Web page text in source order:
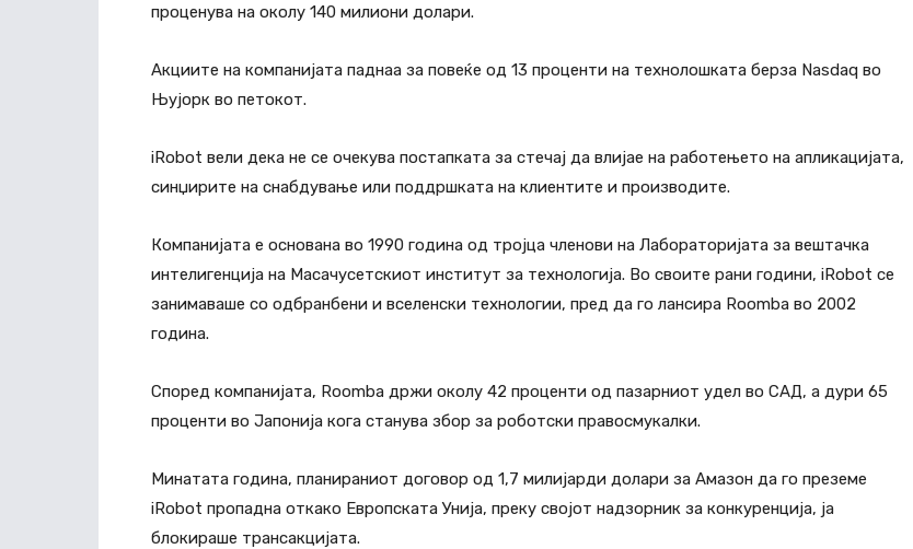
проценува на околу 140 милиони долари.
Акциите на компанијата паднаа за повеќе од 13 проценти на технолошката берза Nasdaq во
Њујорк во петокот.
iRobot вели дека не се очекува постапката за стечај да влијае на работењето на апликацијата,
синџирите на снабдување или поддршката на клиентите и производите.
Компанијата е основана во 1990 година од тројца членови на Лабораторијата за вештачка
интелигенција на Масачусетскиот институт за технологија. Во своите рани години, iRobot се
занимаваше со одбранбени и вселенски технологии, пред да го лансира Roomba во 2002
година.
Според компанијата, Roomba држи околу 42 проценти од пазарниот удел во САД, а дури 65
проценти во Јапонија кога станува збор за роботски правосмукалки.
Минатата година, планираниот договор од 1,7 милијарди долари за Амазон да го преземе
iRobot пропадна откако Европската Унија, преку својот надзорник за конкуренција, ја
блокираше трансакцијата.